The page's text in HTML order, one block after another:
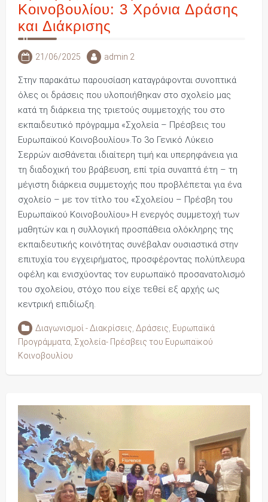
Κοινοβουλίου: 3 Χρόνια Δράσης
και Διάκρισης
21/06/2025 admin 2
Στην παρακάτω παρουσίαση καταγράφονται συνοπτικά
όλες οι δράσεις που υλοποιήθηκαν στο σχολείο μας
κατά τη διάρκεια της τριετούς συμμετοχής του στο
εκπαιδευτικό πρόγραμμα «Σχολεία – Πρέσβεις του
Ευρωπαϊκού Κοινοβουλίου».Το 3ο Γενικό Λύκειο
Σερρών αισθάνεται ιδιαίτερη τιμή και υπερηφάνεια για
τη διαδοχική του βράβευση, επί τρία συναπτά έτη – τη
μέγιστη διάρκεια συμμετοχής που προβλέπεται για ένα
σχολείο – με τον τίτλο του «Σχολείου – Πρέσβη του
Ευρωπαϊκού Κοινοβουλίου».Η ενεργός συμμετοχή των
μαθητών και η συλλογική προσπάθεια ολόκληρης της
εκπαιδευτικής κοινότητας συνέβαλαν ουσιαστικά στην
επιτυχία του εγχειρήματος, προσφέροντας πολύπλευρα
οφέλη και ενισχύοντας τον ευρωπαϊκό προσανατολισμό
του σχολείου, στόχο που είχε τεθεί εξ αρχής ως
κεντρική επιδίωξη.
Διαγωνισμοί - Διακρίσεις Δράσεις Ευρωπαϊκά
Προγράμματα Σχολεία- Πρέσβεις του Ευρωπαϊκού
Κοινοβουλίου